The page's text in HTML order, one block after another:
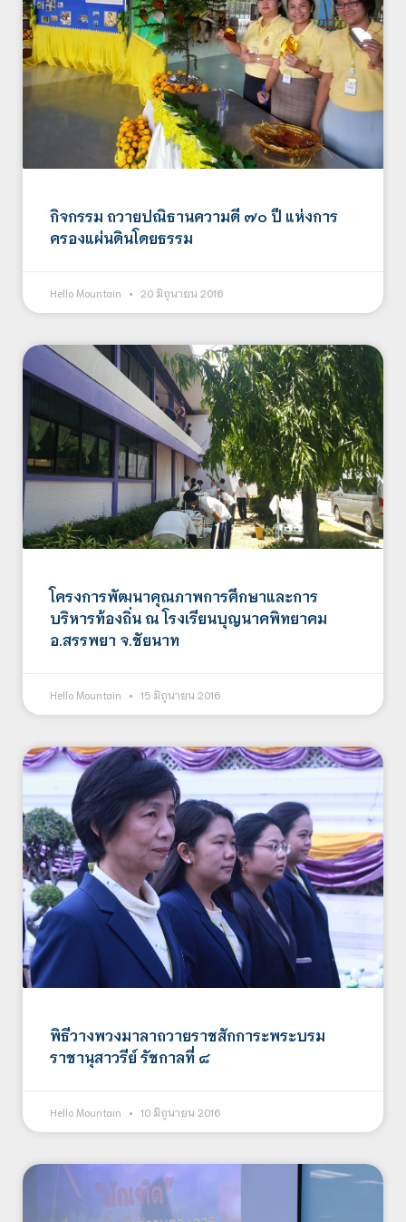
กิจกรรม ถวายปณิธานความดี ๗๐ ปี แห่งการ
ครองแผ่นดินโดยธรรม
Hello Mountain 20 มิถุนายน 2016
โครงการพัฒนาคุณภาพการศึกษาและการ
บริหารท้องถิ่น ณ โรงเรียนบุญนาคพิทยาคม
อ.สรรพยา จ.ชัยนาท
Hello Mountain 15 มิถุนายน 2016
พิธีวางพวงมาลาถวายราชสักการะพระบรม
ราชานุสาวรีย์ รัชกาลที่ ๘
Hello Mountain 10 มิถุนายน 2016